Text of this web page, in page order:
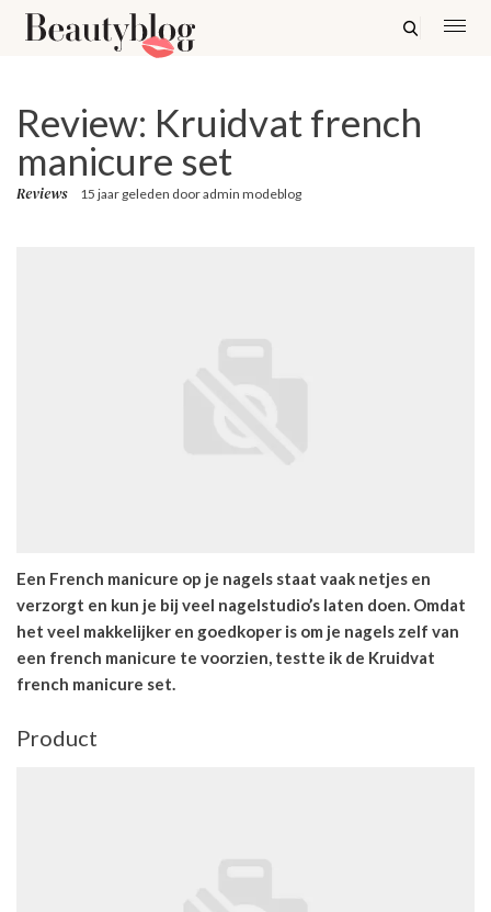
Review: Kruidvat french
manicure set
Reviews 15 jaar geleden dooradmin modeblog
Een French manicure op je nagels staat vaak netjes en
verzorgt en kun je bij veel nagelstudio’s laten doen. Omdat
het veel makkelijker en goedkoper is om je nagels zelf van
een french manicure te voorzien, testte ik de Kruidvat
french manicure set.
Product